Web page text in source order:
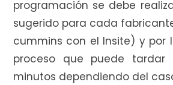
programación se debe
sugerido para cada
cummins con el Insite) y por
proceso que puede
minutos dependiendo del